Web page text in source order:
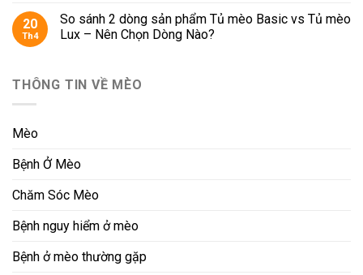
20
Th4
So sánh 2 dòng sản phẩm Tủ mèo Basic vs Tủ mèo
Lux – Nên Chọn Dòng Nào?
THÔNG TIN VỀ MÈO
Mèo
Bệnh Ở Mèo
Chăm Sóc Mèo
Bệnh nguy hiểm ở mèo
Bệnh ở mèo thường gặp